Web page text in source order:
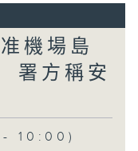
機場島
署方稱安
10:00)